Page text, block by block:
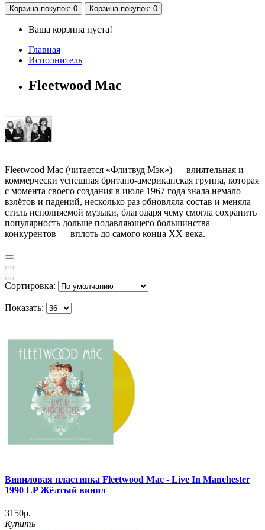
Корзина покупок: 0 Корзина покупок: 0
Ваша корзина пуста!
Главная
Исполнитель
Fleetwood Mac
Fleetwood Mac (читается «Флитвуд Мэк») — влиятельная и
коммерчески успешная британо-американская группа, которая
с момента своего создания в июле 1967 года знала немало
взлётов и падений, несколько раз обновляла состав и меняла
стиль исполняемой музыки, благодаря чему смогла сохранить
популярность дольше подавляющего большинства
конкурентов — вплоть до самого конца XX века.
Сортировка:
Показать:
Виниловая пластинка Fleetwood Mac - Live In Manchester
1990 LP Жёлтый винил
3150р.
Купить